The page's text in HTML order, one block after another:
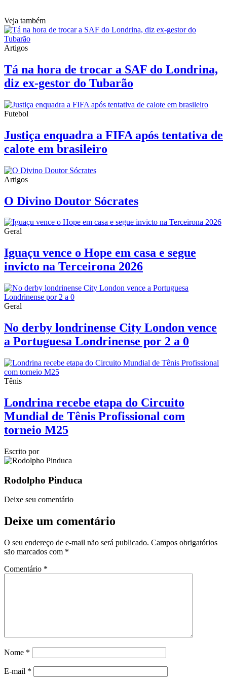
Veja também
Artigos
Tá na hora de trocar a SAF do Londrina,
diz ex-gestor do Tubarão
Futebol
Justiça enquadra a FIFA após tentativa de
calote em brasileiro
Artigos
O Divino Doutor Sócrates
Geral
Iguaçu vence o Hope em casa e segue
invicto na Terceirona 2026
Geral
No derby londrinense City London vence
a Portuguesa Londrinense por 2 a 0
Tênis
Londrina recebe etapa do Circuito
Mundial de Tênis Profissional com
torneio M25
Escrito por
Rodolpho Pinduca
Deixe seu comentário
Deixe um comentário
O seu endereço de e-mail não será publicado. Campos obrigatórios
são marcados com *
Comentário *
Nome *
E-mail *